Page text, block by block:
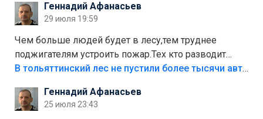
лежала в парке и испортилась.Да еще,видимо,часть
украли.
Геннадий Афанасьев
29 июля 19:59
Чем больше людей будет в лесу,тем труднее
поджигателям устроить пожар.Тех кто разводит
костры,тех надо безбожно штрафовать.Камер полно
Штрафы мизерные.
В тольяттинский лес не пустили более тысячи автомобилей
Геннадий Афанасьев
25 июля 23:43